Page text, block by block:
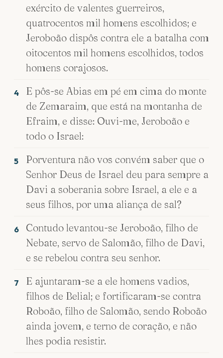
exército de valentes guerreiros,
quatrocentos mil homens escolhidos; e
Jeroboão dispôs contra ele a batalha com
oitocentos mil homens escolhidos, todos
homens corajosos.
4
E pôs-se Abias em pé em cima do monte
de Zemaraim, que está na montanha de
Efraim, e disse: Ouvi-me, Jeroboão e
todo o Israel:
5
Porventura não vos convém saber que o
Senhor Deus de Israel deu para sempre a
Davi a soberania sobre Israel, a ele e a
seus filhos, por uma aliança de sal?
6
Contudo levantou-se Jeroboão, filho de
Nebate, servo de Salomão, filho de Davi,
e se rebelou contra seu senhor.
7
E ajuntaram-se a ele homens vadios,
filhos de Belial; e fortificaram-se contra
Roboão, filho de Salomão, sendo Roboão
ainda jovem, e terno de coração, e não
lhes podia resistir.